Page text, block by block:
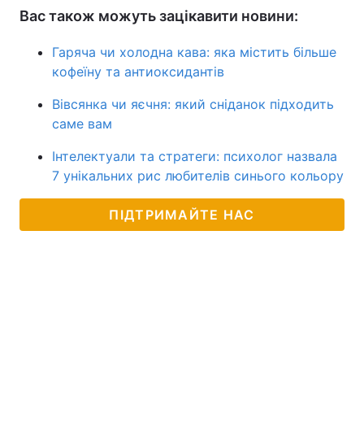
Вас також можуть зацікавити новини:
Гаряча чи холодна кава: яка містить більше
кофеїну та антиоксидантів
Вівсянка чи яєчня: який сніданок підходить
саме вам
Інтелектуали та стратеги: психолог назвала
7 унікальних рис любителів синього кольору
ПІДТРИМАЙТЕ НАС